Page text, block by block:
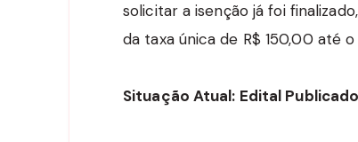
solicitar a isenção já foi
da taxa única de R$ 150,00 até
Situação Atual: Edital Publicado